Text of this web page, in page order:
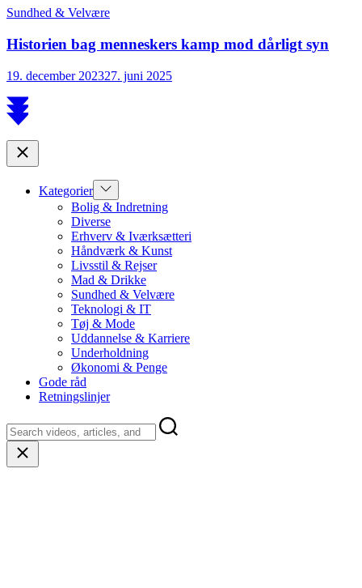
Sundhed & Velvære
Historien bag menneskers kamp mod dårligt syn
19. december 202327. juni 2025
Scroll
to
Close
Kategorier Show
sub
menu
Bolig & Indretning
Diverse
Erhverv & Iværksætteri
Håndværk & Kunst
Livsstil & Rejser
Mad & Drikke
Sundhed & Velvære
Teknologi & IT
Tøj & Mode
Uddannelse & Karriere
Underholdning
Økonomi & Penge
Gode råd
Retningslinjer
Close
search